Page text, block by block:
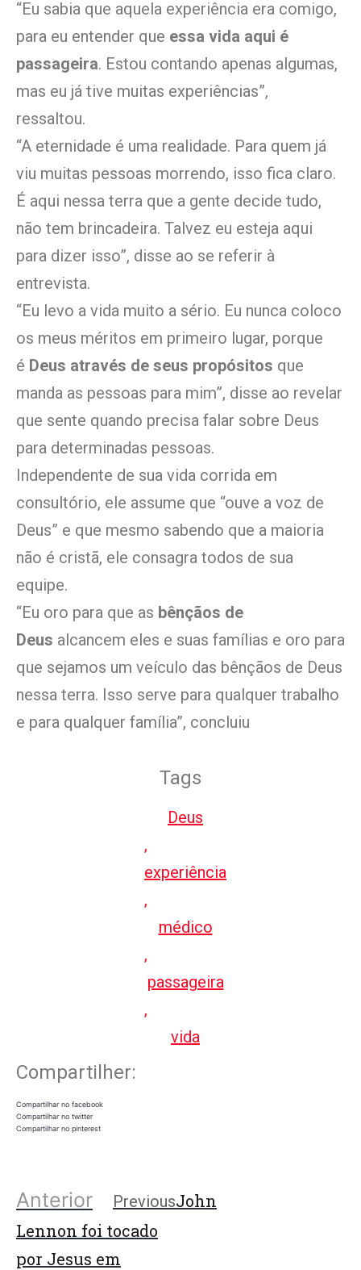
“Eu sabia que aquela experiência era comigo,
para eu entender que essa vida aqui é
passageira. Estou contando apenas algumas,
mas eu já tive muitas experiências”,
ressaltou.
“A eternidade é uma realidade. Para quem já
viu muitas pessoas morrendo, isso fica claro.
É aqui nessa terra que a gente decide tudo,
não tem brincadeira. Talvez eu esteja aqui
para dizer isso”, disse ao se referir à
entrevista.
“Eu levo a vida muito a sério. Eu nunca coloco
os meus méritos em primeiro lugar, porque
é Deus através de seus propósitos que
manda as pessoas para mim”, disse ao revelar
que sente quando precisa falar sobre Deus
para determinadas pessoas.
Independente de sua vida corrida em
consultório, ele assume que “ouve a voz de
Deus” e que mesmo sabendo que a maioria
não é cristã, ele consagra todos de sua
equipe.
“Eu oro para que as bênçãos de
Deus alcancem eles e suas famílias e oro para
que sejamos um veículo das bênçãos de Deus
nessa terra. Isso serve para qualquer trabalho
e para qualquer família”, concluiu
Tags
Deus
,
experiência
,
médico
,
passageira
,
vida
Compartilher:
Compartilhar no facebook
Compartilhar no twitter
Compartilhar no pinterest
Anterior PreviousJohn
Lennon foi tocado
por Jesus em